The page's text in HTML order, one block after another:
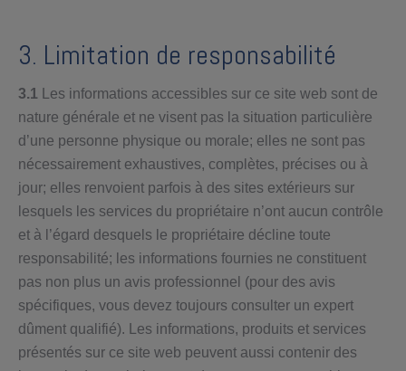
3. Limitation de responsabilité
3.1 Les informations accessibles sur ce site web sont de
nature générale et ne visent pas la situation particulière
d’une personne physique ou morale; elles ne sont pas
nécessairement exhaustives, complètes, précises ou à
jour; elles renvoient parfois à des sites extérieurs sur
lesquels les services du propriétaire n’ont aucun contrôle
et à l’égard desquels le propriétaire décline toute
responsabilité; les informations fournies ne constituent
pas non plus un avis professionnel (pour des avis
spécifiques, vous devez toujours consulter un expert
dûment qualifié). Les informations, produits et services
présentés sur ce site web peuvent aussi contenir des